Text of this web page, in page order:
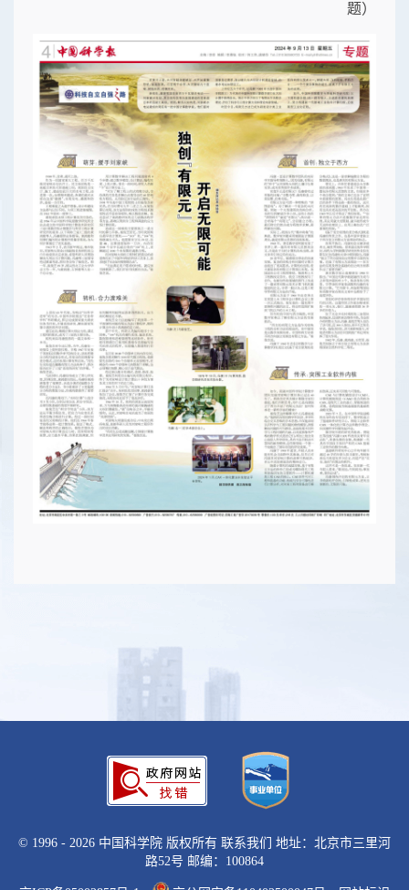
题）
© 1996 - 2026 中国科学院 版权所有 联系我们
地址：北京市三里河
路52号 邮编：100864